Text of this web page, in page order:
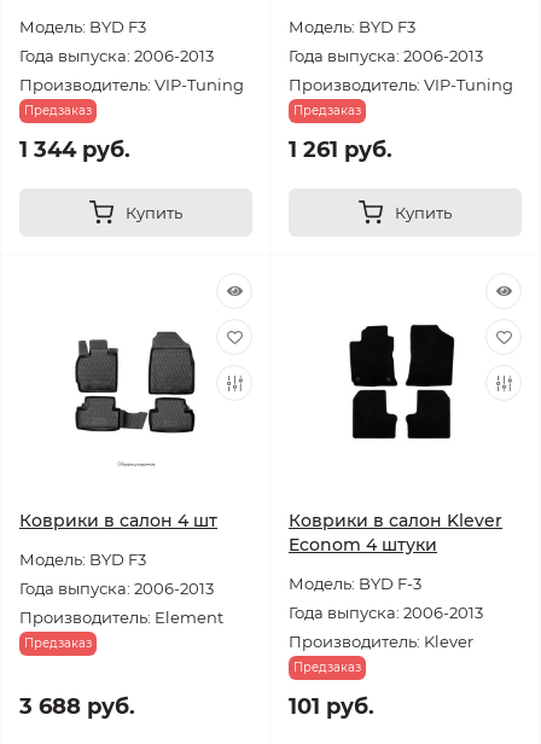
Модель: BYD F3
Года выпуска: 2006-2013
Производитель: VIP-Tuning
Предзаказ
1 344 руб.
Купить
Модель: BYD F3
Года выпуска: 2006-2013
Производитель: VIP-Tuning
Предзаказ
1 261 руб.
Купить
Коврики в салон 4 шт
Модель: BYD F3
Года выпуска: 2006-2013
Производитель: Element
Предзаказ
3 688 руб.
Коврики в салон Klever
Econom 4 штуки
Модель: BYD F-3
Года выпуска: 2006-2013
Производитель: Klever
Предзаказ
101 руб.